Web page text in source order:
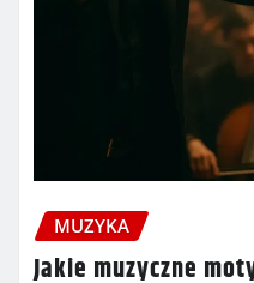
MUZYKA
Jakie muzyczne